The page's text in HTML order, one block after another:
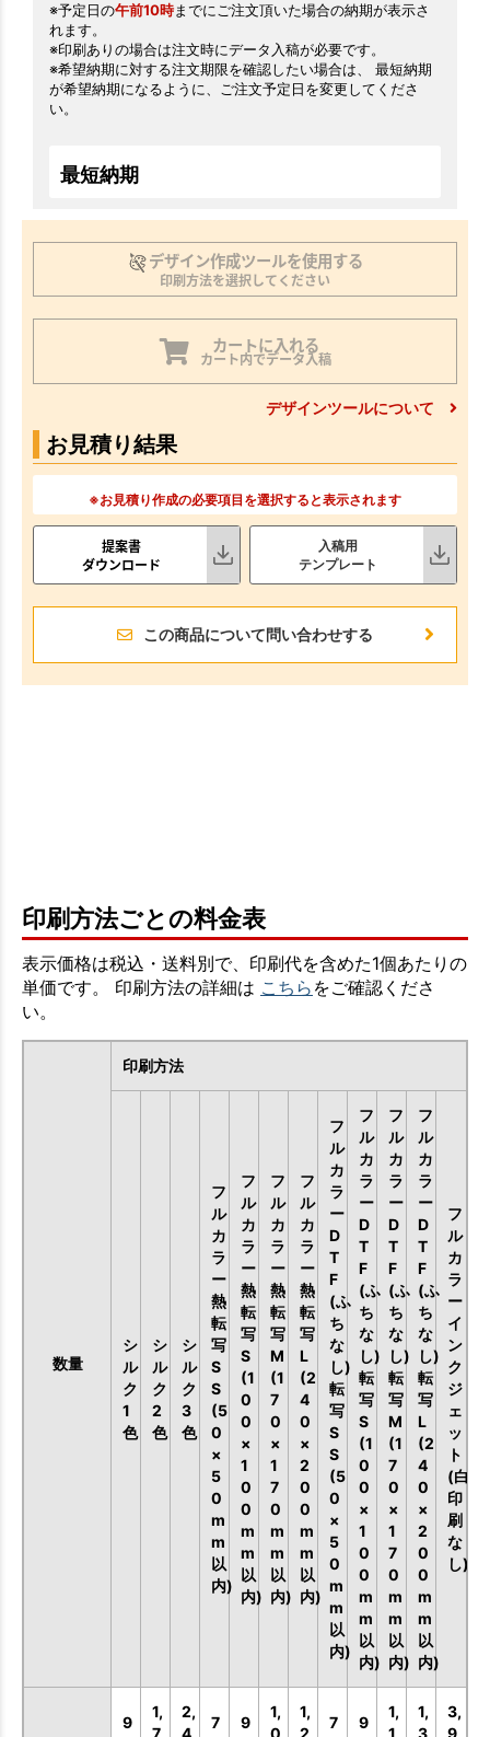
※予定日の午前10時までにご注文頂いた場合の納期が表示さ
れます。
※印刷ありの場合は注文時にデータ入稿が必要です。
※希望納期に対する注文期限を確認したい場合は、 最短納期
が希望納期になるように、ご注文予定日を変更してくださ
い。
最短納期
デザイン作成ツールを使用する
印刷方法を選択してください
カートに入れる
カート内でデータ入稿
デザインツールについて
お見積り結果
※お見積り作成の必要項目を選択すると表示されます
提案書
ダウンロード
入稿用
テンプレート
この商品について問い合わせする
印刷方法ごとの料金表
表示価格は税込・送料別で、印刷代を含めた1個あたりの
単価です。 印刷方法の詳細は こちら をご確認くださ
い。
数量
印刷方法
シ
ル
ク
1
色
シ
ル
ク
2
色
シ
ル
ク
3
色
フ
ル
カ
ラ
ー
熱
転
写
S
S
(5
0
×
5
0
m
m
以
内)
フ
ル
カ
ラ
ー
熱
転
写
S
(1
0
0
×
1
0
0
m
m
以
内)
フ
ル
カ
ラ
ー
熱
転
写
M
(1
7
0
×
1
7
0
m
m
以
内)
フ
ル
カ
ラ
ー
熱
転
写
L
(2
4
0
×
2
0
0
m
m
以
内)
フ
ル
カ
ラ
ー
D
T
F
(ふ
ち
な
し)
転
写
S
S
(5
0
×
5
0
m
m
以
内)
フ
ル
カ
ラ
ー
D
T
F
(ふ
ち
な
し)
転
写
S
(1
0
0
×
1
0
0
m
m
以
内)
フ
ル
カ
ラ
ー
D
T
F
(ふ
ち
な
し)
転
写
M
(1
7
0
×
1
7
0
m
m
以
内)
フ
ル
カ
ラ
ー
D
T
F
(ふ
ち
な
し)
転
写
L
(2
4
0
×
2
0
0
m
m
以
内)
フ
ル
カ
ラ
ー
イ
ン
ク
ジ
ェ
ッ
ト
(白
印
刷
な
し)
9
1,
2,
7
9
1,
1,
7
9
1,
1,
3,